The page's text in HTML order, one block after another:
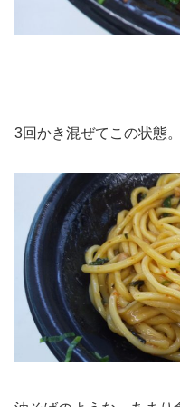
3回かき混ぜてこの状態。